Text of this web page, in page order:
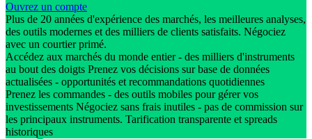
Ouvrez un compte
Plus de 20 années d'expérience des marchés, les meilleures analyses,
des outils modernes et des milliers de clients satisfaits. Négociez
avec un courtier primé.
Accédez aux marchés du monde entier - des milliers d'instruments
au bout des doigts Prenez vos décisions sur base de données
actualisées - opportunités et recommandations quotidiennes
Prenez les commandes - des outils mobiles pour gérer vos
investissements Négociez sans frais inutiles - pas de commission sur
les principaux instruments. Tarification transparente et spreads
historiques